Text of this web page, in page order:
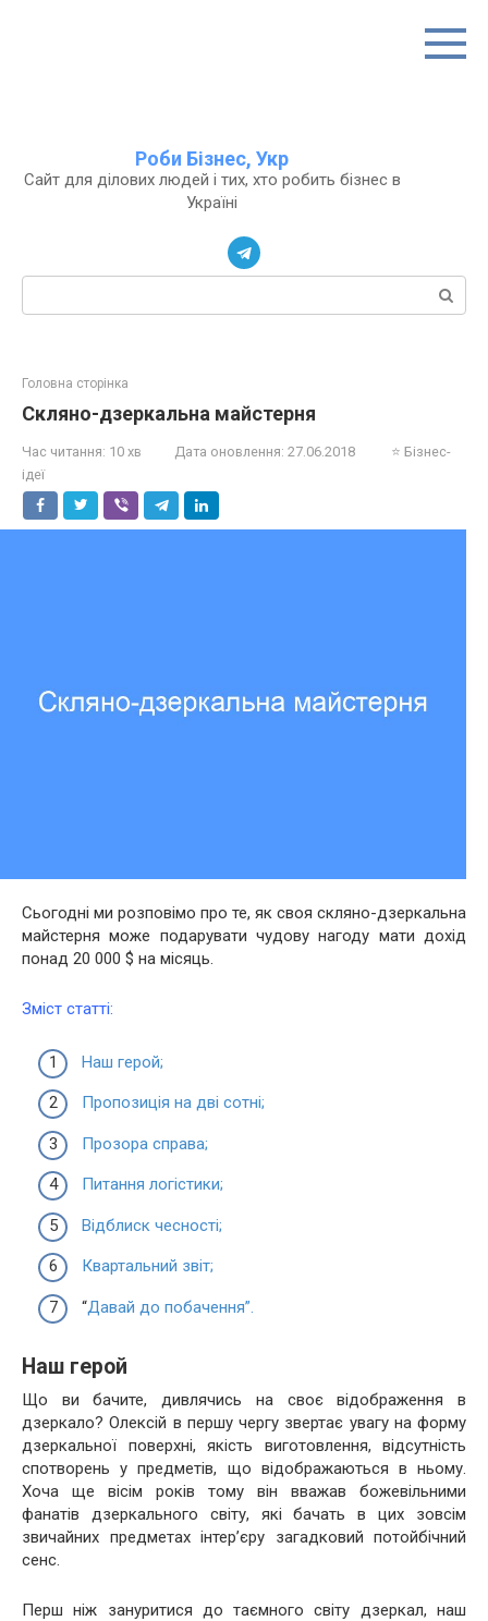
Роби Бізнес, Укр
Сайт для ділових людей і тих, хто робить бізнес в
Україні
Головна сторінка
Скляно-дзеркальна майстерня
Час читання: 10 хв Дата оновлення: 27.06.2018
⭐ Бізнес-
ідеї
Сьогодні ми розповімо про те, як своя скляно-дзеркальна
майстерня може подарувати чудову нагоду мати дохід
понад 20 000 $ на місяць.
Зміст статті:
Наш герой;
Пропозиція на дві сотні;
Прозора справа;
Питання логістики;
Відблиск чесності;
Квартальний звіт;
“Давай до побачення”.
Наш герой
Що ви бачите, дивлячись на своє відображення в
дзеркало? Олексій в першу чергу звертає увагу на форму
дзеркальної поверхні, якість виготовлення, відсутність
спотворень у предметів, що відображаються в ньому.
Хоча ще вісім років тому він вважав божевільними
фанатів дзеркального світу, які бачать в цих зовсім
звичайних предметах інтер’єру загадковий потойбічний
сенс.
Перш ніж зануритися до таємного світу дзеркал, наш